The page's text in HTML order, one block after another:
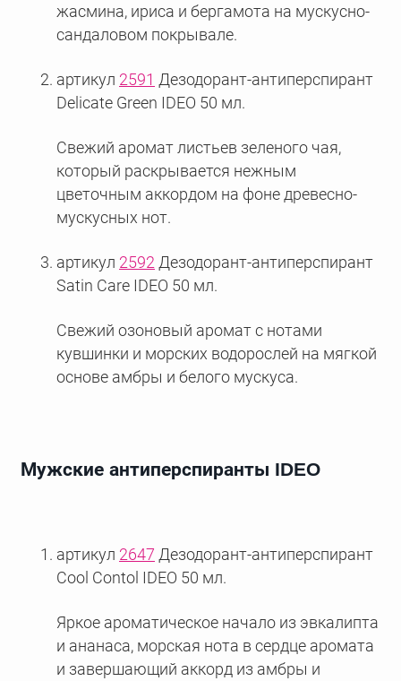
жасмина, ириса и бергамота на мускусно-
сандаловом покрывале.
артикул 2591 Дезодорант-антиперспирант
Delicate Green IDEO 50 мл.
Свежий аромат листьев зеленого чая,
который раскрывается нежным
цветочным аккордом на фоне древесно-
мускусных нот.
артикул 2592 Дезодорант-антиперспирант
Satin Care IDEO 50 мл.
Свежий озоновый аромат с нотами
кувшинки и морских водорослей на мягкой
основе амбры и белого мускуса.
Мужские антиперспиранты IDEO
артикул 2647 Дезодорант-антиперспирант
Cool Contol IDEO 50 мл.
Яркое ароматическое начало из эвкалипта
и ананаса, морская нота в сердце аромата
и завершающий аккорд из амбры и